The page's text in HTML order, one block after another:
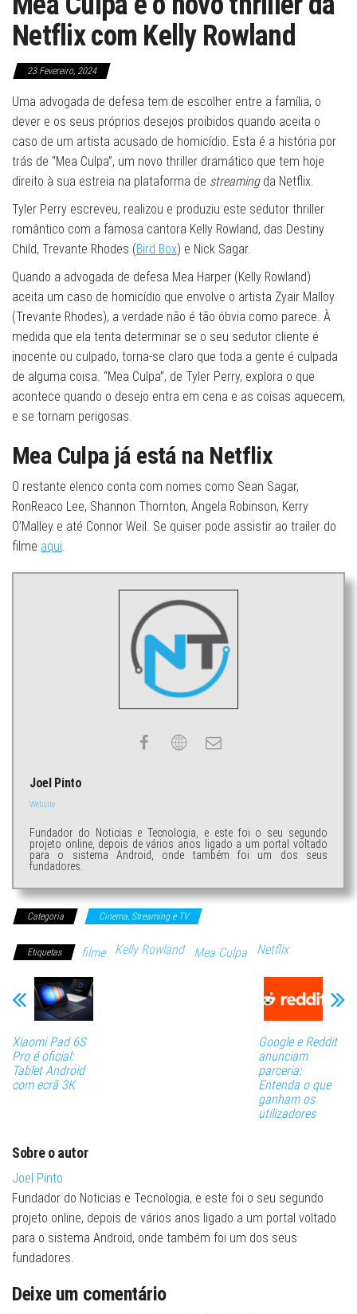
Netflix com Kelly Rowland
23 Fevereiro, 2024
Uma advogada de defesa tem de escolher entre a família, o
dever e os seus próprios desejos proibidos quando aceita o
caso de um artista acusado de homicídio. Esta é a história por
trás de “Mea Culpa”, um novo thriller dramático que tem hoje
direito à sua estreia na plataforma de streaming da Netflix.
Tyler Perry escreveu, realizou e produziu este sedutor thriller
romântico com a famosa cantora Kelly Rowland, das Destiny
Child, Trevante Rhodes (Bird Box) e Nick Sagar.
Quando a advogada de defesa Mea Harper (Kelly Rowland)
aceita um caso de homicídio que envolve o artista Zyair Malloy
(Trevante Rhodes), a verdade não é tão óbvia como parece. À
medida que ela tenta determinar se o seu sedutor cliente é
inocente ou culpado, torna-se claro que toda a gente é culpada
de alguma coisa. “Mea Culpa”, de Tyler Perry, explora o que
acontece quando o desejo entra em cena e as coisas aquecem,
e se tornam perigosas.
Mea Culpa já está na Netflix
O restante elenco conta com nomes como Sean Sagar,
RonReaco Lee, Shannon Thornton, Angela Robinson, Kerry
O’Malley e até Connor Weil. Se quiser pode assistir ao trailer do
filme aqui.
Joel Pinto
Website
Fundador do Noticias e Tecnologia, e este foi o seu segundo
projeto online, depois de vários anos ligado a um portal voltado
para o sistema Android, onde também foi um dos seus
fundadores.
Categoria Cinema, Streaming e TV
Etiquetas filme Kelly Rowland Mea Culpa Netflix
Xiaomi Pad 6S
Pro é oficial:
Tablet Android
com ecrã 3K
Google e Reddit
anunciam
parceria:
Entenda o que
ganham os
utilizadores
Sobre o autor
Joel Pinto
Fundador do Noticias e Tecnologia, e este foi o seu segundo
projeto online, depois de vários anos ligado a um portal voltado
para o sistema Android, onde também foi um dos seus
fundadores.
Deixe um comentário